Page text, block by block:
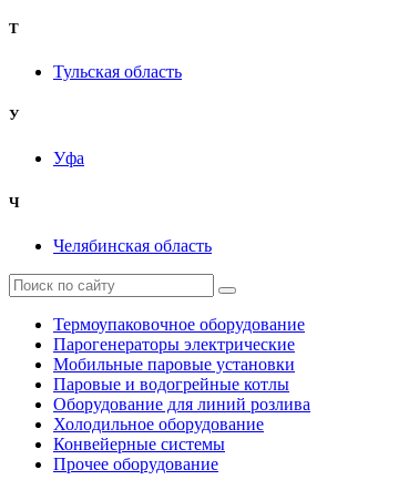
Т
Тульская область
У
Уфа
Ч
Челябинская область
Термоупаковочное оборудование
Парогенераторы электрические
Мобильные паровые установки
Паровые и водогрейные котлы
Оборудование для линий розлива
Холодильное оборудование
Конвейерные системы
Прочее оборудование